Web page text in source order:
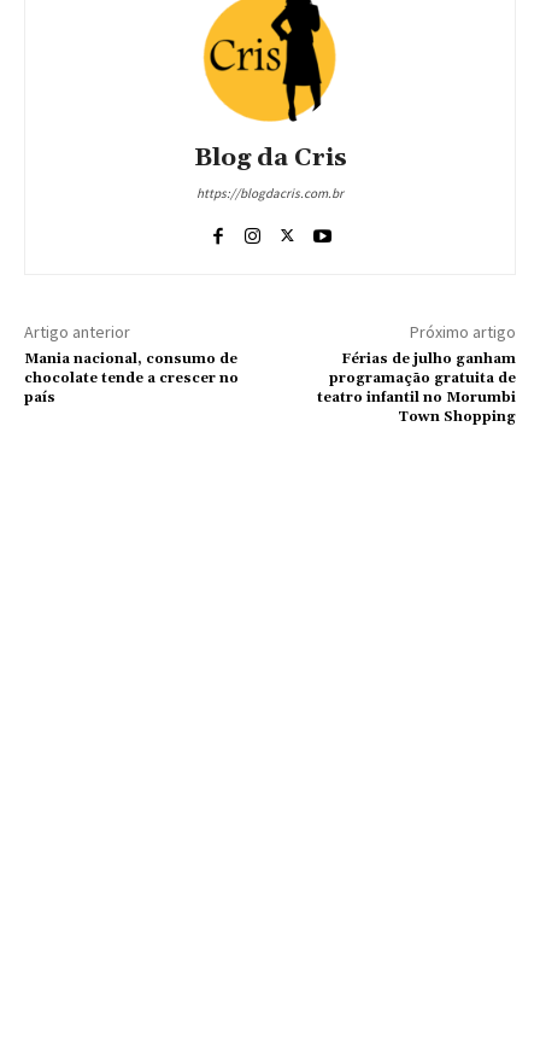
Blog da Cris
https://blogdacris.com.br
Artigo anterior
Mania nacional, consumo de
chocolate tende a crescer no
país
Próximo artigo
Férias de julho ganham
programação gratuita de
teatro infantil no Morumbi
Town Shopping